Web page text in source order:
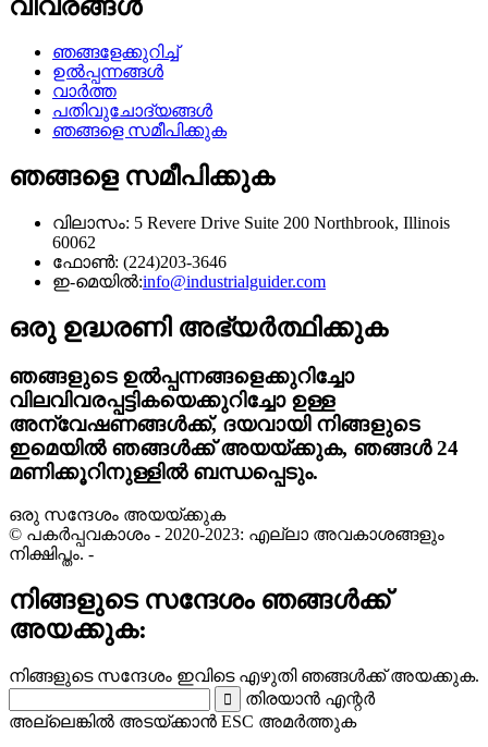
വിവരങ്ങൾ
ഞങ്ങളേക്കുറിച്ച്
ഉൽപ്പന്നങ്ങൾ
വാർത്ത
പതിവുചോദ്യങ്ങൾ
ഞങ്ങളെ സമീപിക്കുക
ഞങ്ങളെ സമീപിക്കുക
വിലാസം: 5 Revere Drive Suite 200 Northbrook, Illinois
60062
ഫോൺ: (224)203-3646
ഇ-മെയിൽ:info@industrialguider.com
ഒരു ഉദ്ധരണി അഭ്യർത്ഥിക്കുക
ഞങ്ങളുടെ ഉൽപ്പന്നങ്ങളെക്കുറിച്ചോ
വിലവിവരപ്പട്ടികയെക്കുറിച്ചോ ഉള്ള
അന്വേഷണങ്ങൾക്ക്, ദയവായി നിങ്ങളുടെ
ഇമെയിൽ ഞങ്ങൾക്ക് അയയ്ക്കുക, ഞങ്ങൾ 24
മണിക്കൂറിനുള്ളിൽ ബന്ധപ്പെടും.
ഒരു സന്ദേശം അയയ്‌ക്കുക
© പകർപ്പവകാശം - 2020-2023: എല്ലാ അവകാശങ്ങളും
നിക്ഷിപ്തം. -
നിങ്ങളുടെ സന്ദേശം ഞങ്ങൾക്ക്
അയക്കുക:
നിങ്ങളുടെ സന്ദേശം ഇവിടെ എഴുതി ഞങ്ങൾക്ക് അയക്കുക.
തിരയാൻ എന്റർ
അല്ലെങ്കിൽ അടയ്ക്കാൻ ESC അമർത്തുക